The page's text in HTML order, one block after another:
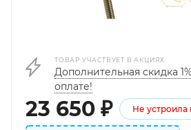
ТОВАР УЧАСТВУЕТ В АКЦИЯХ
Дополнительная скидка
оплате!
23 650 ₽ Не